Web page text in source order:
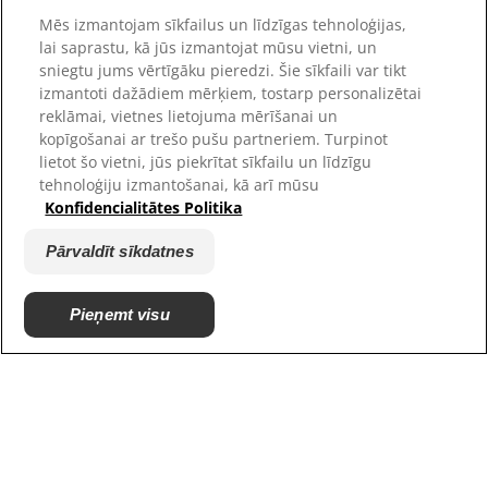
Karjera
Patversmes partneri
All rights reserved.
Mēs izmantojam sīkfailus un līdzīgas tehnoloģijas,
lai saprastu, kā jūs izmantojat mūsu vietni, un
sniegtu jums vērtīgāku pieredzi. Šie sīkfaili var tikt
izmantoti dažādiem mērķiem, tostarp personalizētai
reklāmai, vietnes lietojuma mērīšanai un
kopīgošanai ar trešo pušu partneriem. Turpinot
lietot šo vietni, jūs piekrītat sīkfailu un līdzīgu
tehnoloģiju izmantošanai, kā arī mūsu
Konfidencialitātes Politika
Pārvaldīt sīkdatnes
Pieņemt visu